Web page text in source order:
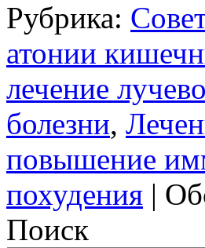
Рубрика:
атонии
лечение
болезни,
повышение
похудения |
Поиск